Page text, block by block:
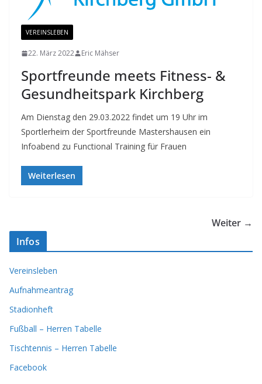
VEREINSLEBEN
22. März 2022 Eric Mähser
Sportfreunde meets Fitness- &
Gesundheitspark Kirchberg
Am Dienstag den 29.03.2022 findet um 19 Uhr im
Sportlerheim der Sportfreunde Mastershausen ein
Infoabend zu Functional Training für Frauen
Weiterlesen
Weiter →
Infos
Vereinsleben
Aufnahmeantrag
Stadionheft
Fußball – Herren Tabelle
Tischtennis – Herren Tabelle
Facebook